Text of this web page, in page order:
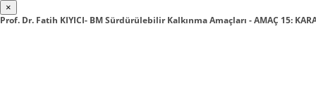
×
Prof. Dr. Fatih KIYICI- BM Sürdürülebilir Kalkınma Amaçları - AMAÇ 15: